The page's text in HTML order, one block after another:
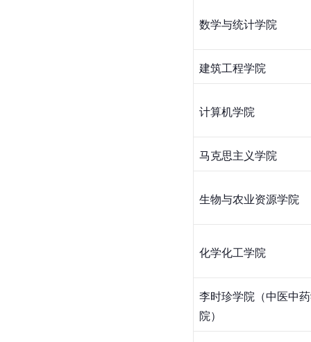
数学与统计学院
建筑工程学院
计算机学院
马克思主义学院
生物与农业资源学院
化学化工学院
李时珍学院（中医中
院）